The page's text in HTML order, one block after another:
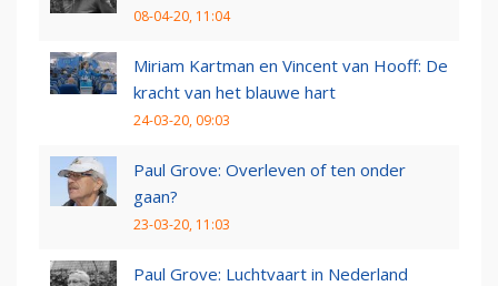
08-04-20, 11:04
Miriam Kartman en Vincent van Hooff: De
kracht van het blauwe hart
24-03-20, 09:03
Paul Grove: Overleven of ten onder
gaan?
23-03-20, 11:03
Paul Grove: Luchtvaart in Nederland